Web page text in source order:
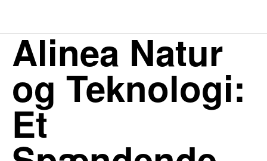
Alinea Natur
og Teknologi:
Et